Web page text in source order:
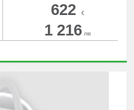
622 €
1 216 лв